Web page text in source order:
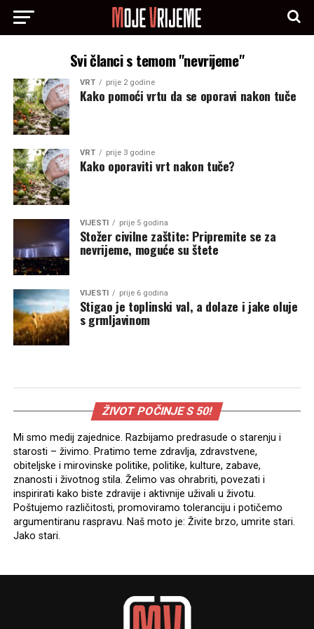
Svi članci s temom "nevrijeme"
VRT prije 2 godine
Kako pomoći vrtu da se oporavi nakon tuče
VRT prije 3 godine
Kako oporaviti vrt nakon tuče?
VIJESTI prije 5 godina
Stožer civilne zaštite: Pripremite se za
nevrijeme, moguće su štete
VIJESTI prije 6 godina
Stigao je toplinski val, a dolaze i jake oluje
s grmljavinom
ŽIVOT POČINJE S 50!
Mi smo medij zajednice. Razbijamo predrasude o starenju i
starosti – živimo. Pratimo teme zdravlja, zdravstvene,
obiteljske i mirovinske politike, politike, kulture, zabave,
znanosti i životnog stila. Želimo vas ohrabriti, povezati i
inspirirati kako biste zdravije i aktivnije uživali u životu.
Poštujemo različitosti, promoviramo toleranciju i potičemo
argumentiranu raspravu. Naš moto je: Živite brzo, umrite stari.
Jako stari.